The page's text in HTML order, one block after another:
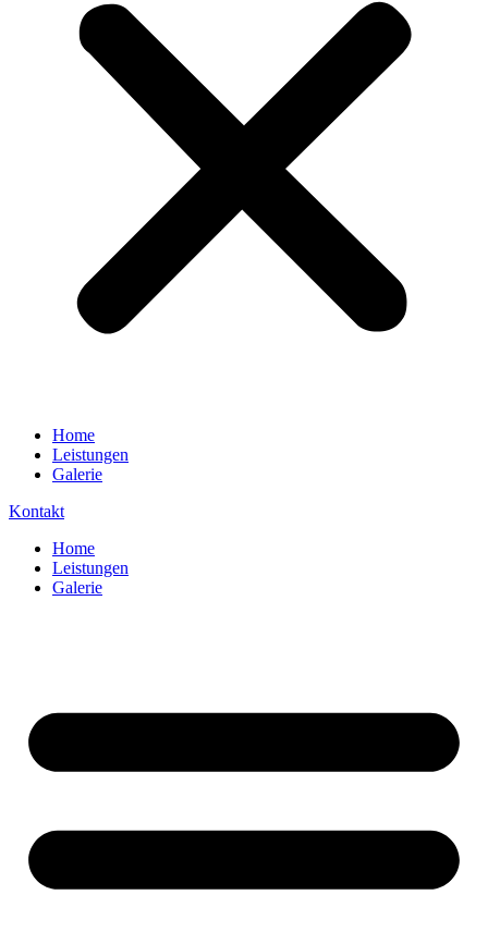
Home
Leistungen
Galerie
Kontakt
Home
Leistungen
Galerie